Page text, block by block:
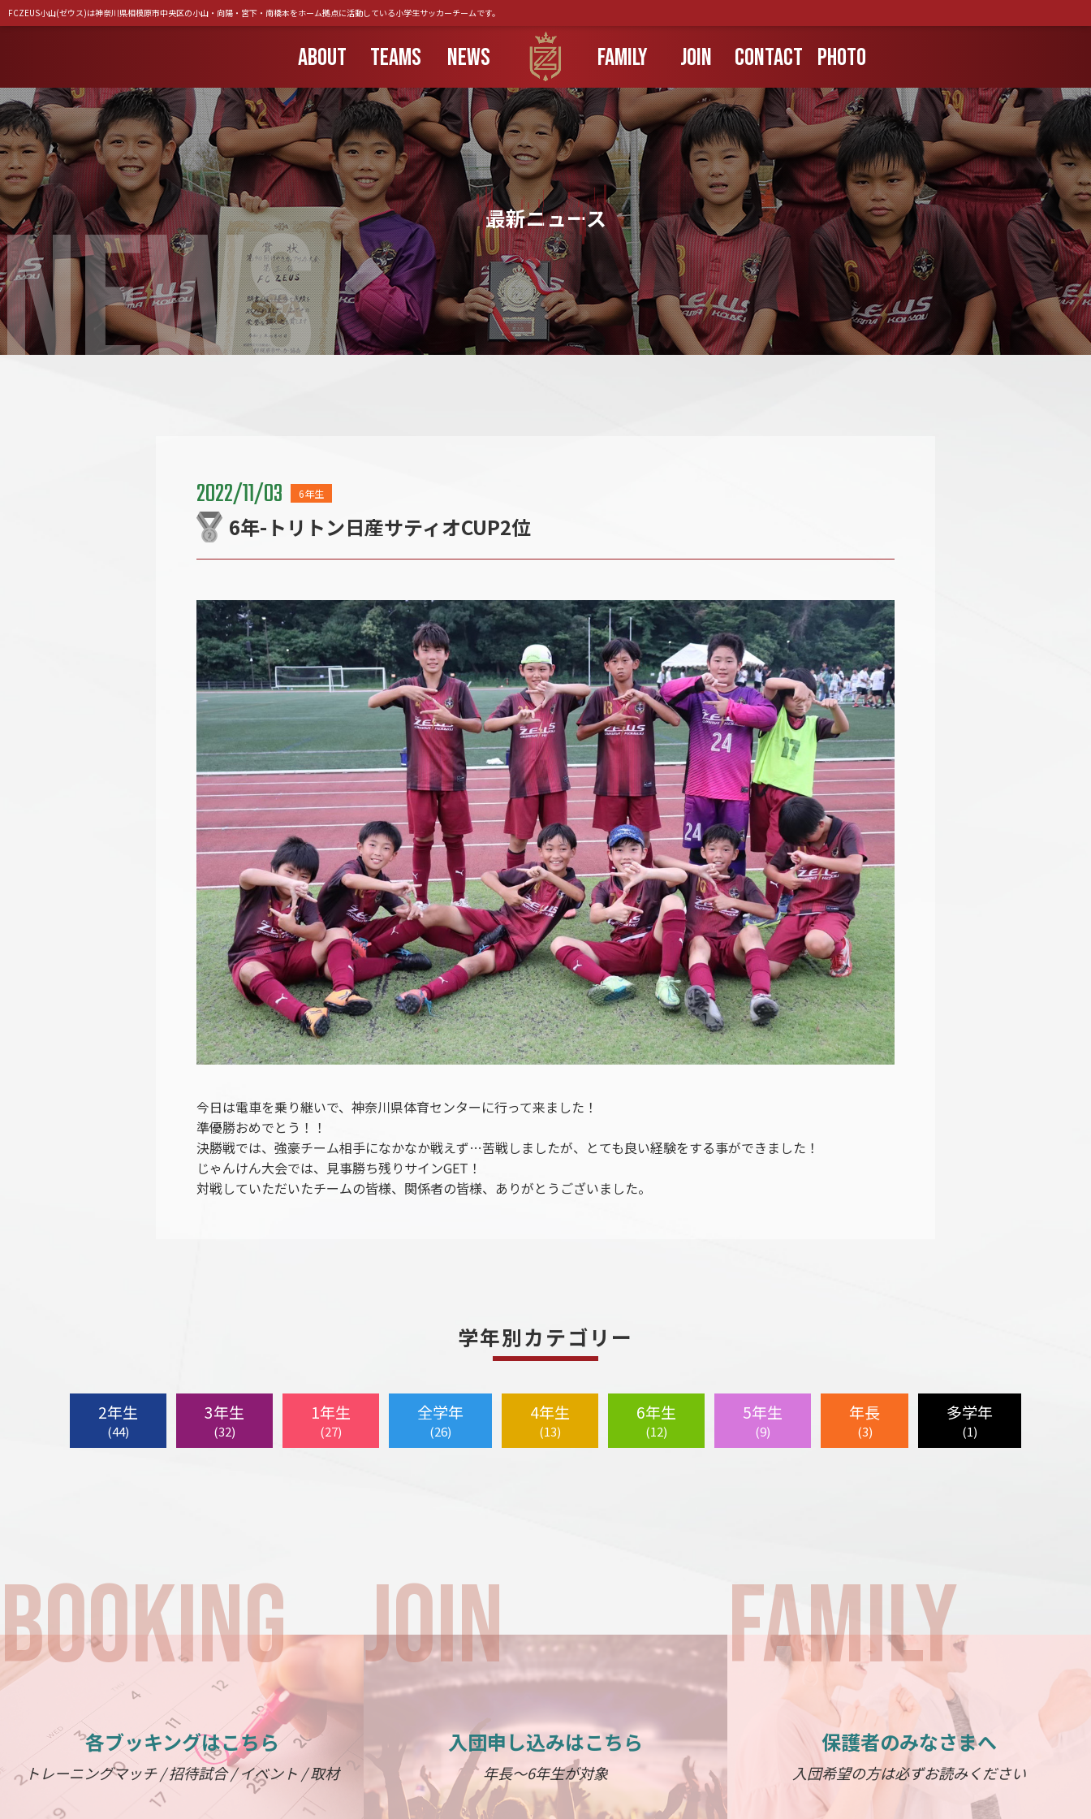
FCZEUS小山(ゼウス)は神奈川県相模原市中央区の小山・向陽・宮下・南橋本をホーム拠点に活動している小学生サッカーチームです。
ABOUT TEAMS NEWS FAMILY JOIN CONTACT PHOTO
最新ニュース
NEWS
2022/11/03 6年生
6年-トリトン日産サティオCUP2位
今日は電車を乗り継いで、神奈川県体育センターに行って来ました！
準優勝おめでとう！！
決勝戦では、強豪チーム相手になかなか戦えず…苦戦しましたが、とても良い経験をする事ができました！
じゃんけん大会では、見事勝ち残りサインGET！
対戦していただいたチームの皆様、関係者の皆様、ありがとうございました。
学年別カテゴリー
2年生
(44)
3年生
(32)
1年生
(27)
全学年
(26)
4年生
(13)
6年生
(12)
5年生
(9)
年長
(3)
多学年
(1)
各ブッキングはこちら
トレーニングマッチ / 招待試合 / イベント / 取材
入団申し込みはこちら
年長～6年生が対象
保護者のみなさまへ
入団希望の方は必ずお読みください